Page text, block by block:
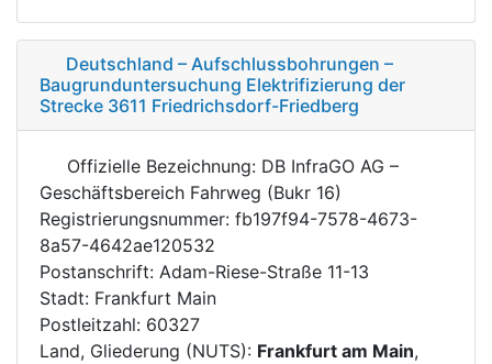
Deutschland – Aufschlussbohrungen –
Baugrunduntersuchung Elektrifizierung der
Strecke 3611 Friedrichsdorf-Friedberg
Offizielle Bezeichnung: DB InfraGO AG –
Geschäftsbereich Fahrweg (Bukr 16)
Registrierungsnummer: fb197f94-7578-4673-
8a57-4642ae120532
Postanschrift: Adam-Riese-Straße 11-13
Stadt: Frankfurt Main
Postleitzahl: 60327
Land, Gliederung (NUTS): Frankfurt am Main,